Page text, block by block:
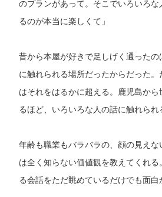
のプランがあって。そこでいろいろ
るのが本当に楽しくて」
昔から本屋が好きで足しげく通った
に触れられる場所だったからだった。
はそれをはるかに超える。鹿児島から
るほど、いろいろな人の話に触れられ
年齢も職業もバラバラの、顔の見えな
は全く知らない価値観を教えてくれ
る会話をただ眺めているだけでも面白